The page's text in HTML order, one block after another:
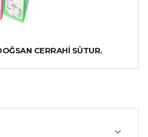
CERRAHİ SÜTUR.